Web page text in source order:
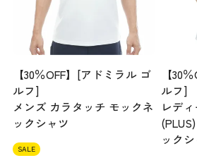
【30％OFF】[アドミラル ゴ
ルフ]
メンズ カラタッチ モックネ
ックシャツ
SALE
【30
ルフ]
レデ
ック